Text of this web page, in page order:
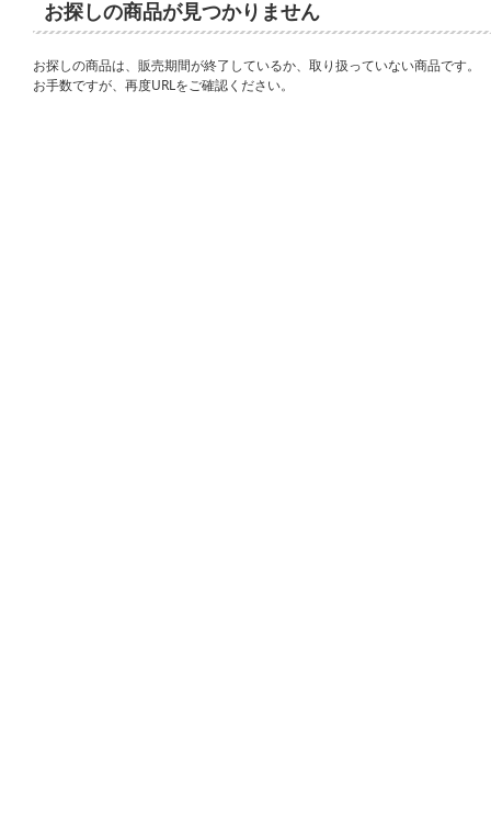
お探しの商品が見つかりません
お探しの商品は、販売期間が終了しているか、取り扱っていない商品です。
お手数ですが、再度URLをご確認ください。